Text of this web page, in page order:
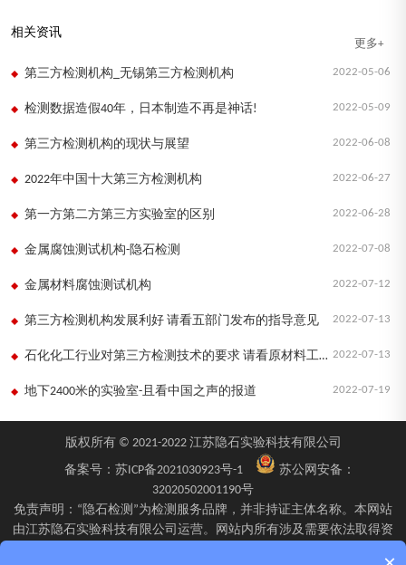
相关资讯
更多+
2022-05-06
第三方检测机构_无锡第三方检测机构
2022-05-09
检测数据造假40年，日本制造不再是神话!
2022-06-08
第三方检测机构的现状与展望
2022-06-27
2022年中国十大第三方检测机构
2022-06-28
第一方第二方第三方实验室的区别
2022-07-08
金属腐蚀测试机构-隐石检测
2022-07-12
金属材料腐蚀测试机构
2022-07-13
第三方检测机构发展利好 请看五部门发布的指导意见
2022-07-13
石化化工行业对第三方检测技术的要求 请看原材料工业司的指导意见
2022-07-19
地下2400米的实验室-且看中国之声的报道
版权所有 © 2021-2022 江苏隐石实验科技有限公司
备案号： 苏ICP备2021030923号-1
苏公网安备：
32020502001190号
免责声明：“隐石检测”为检测服务品牌，并非持证主体名称。本网站
由江苏隐石实验科技有限公司运营。网站内所有涉及需要依法取得资